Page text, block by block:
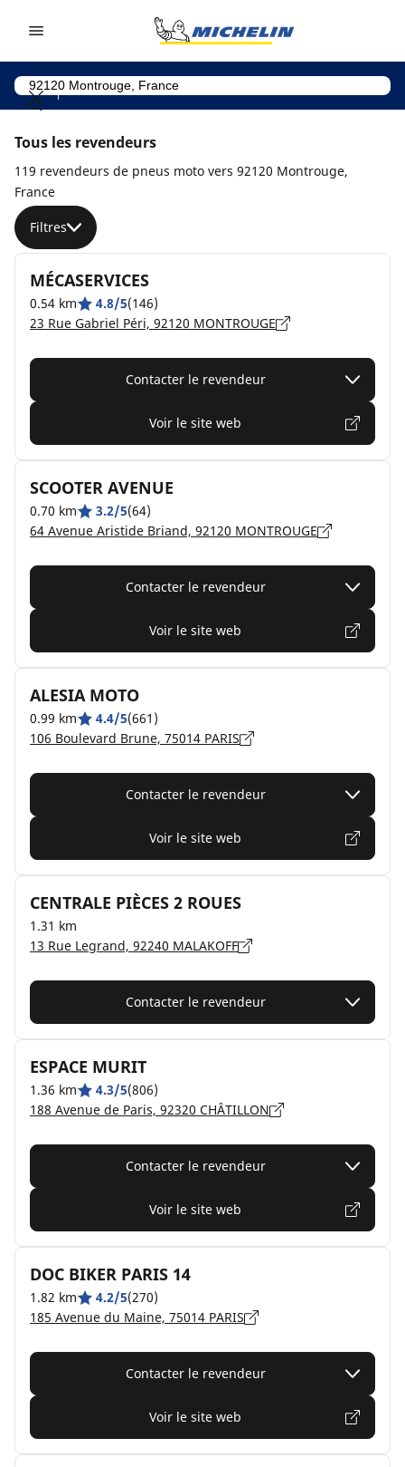
Tous les revendeurs
119 revendeurs de pneus moto vers 92120 Montrouge,
France
Filtres
MÉCASERVICES
0.54 km 4.8/5(146)
23 Rue Gabriel Péri, 92120 MONTROUGE
Contacter le revendeur
Voir le site web
SCOOTER AVENUE
0.70 km 3.2/5(64)
64 Avenue Aristide Briand, 92120 MONTROUGE
Contacter le revendeur
Voir le site web
ALESIA MOTO
0.99 km 4.4/5(661)
106 Boulevard Brune, 75014 PARIS
Contacter le revendeur
Voir le site web
CENTRALE PIÈCES 2 ROUES
1.31 km
13 Rue Legrand, 92240 MALAKOFF
Contacter le revendeur
ESPACE MURIT
1.36 km 4.3/5(806)
188 Avenue de Paris, 92320 CHÂTILLON
Contacter le revendeur
Voir le site web
DOC BIKER PARIS 14
1.82 km 4.2/5(270)
185 Avenue du Maine, 75014 PARIS
Contacter le revendeur
Voir le site web